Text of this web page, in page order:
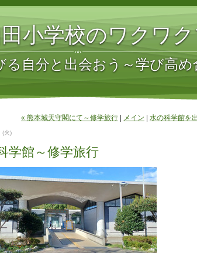
小学校のワクワ
自分と出会おう～学び高め
« 熊本城天守閣にて～修学旅行 メイン 水の科学館を
(火)
学館～修学旅行